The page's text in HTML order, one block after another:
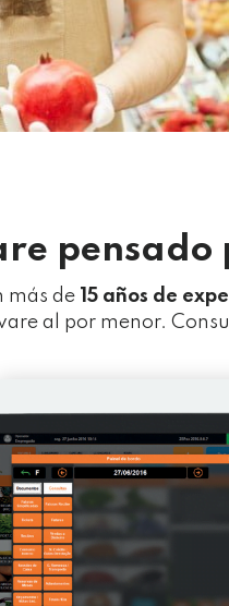
pensado
más de 15 años de
al por menor.